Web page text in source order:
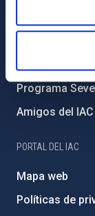
Programa
Amigos del IAC
PORTAL DEL IAC
Mapa web
Políticas de